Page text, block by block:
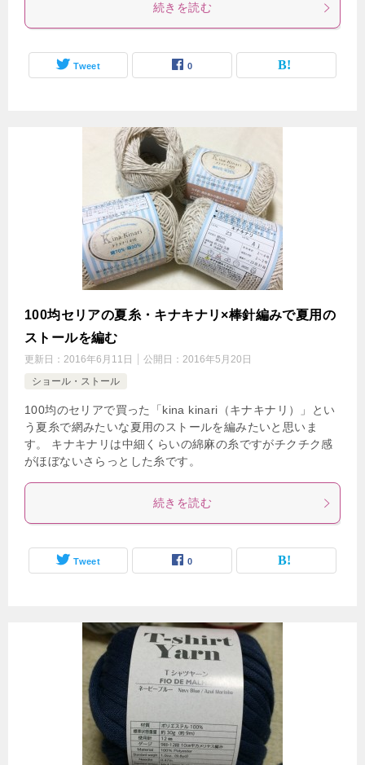
続きを読む
Tweet 0
100均セリアの夏糸・キナキナリ×棒針編みで夏用の
ストールを編む
更新日： 2016年6月11日 公開日： 2016年5月20日
ショール・ストール
100均のセリアで買った「kina kinari（キナキナリ）」とい
う夏糸で網みたいな夏用のストールを編みたいと思いま
す。 キナキナリは中細くらいの綿麻の糸ですがチクチク感
がほぼないさらっとした糸です。
続きを読む
Tweet 0